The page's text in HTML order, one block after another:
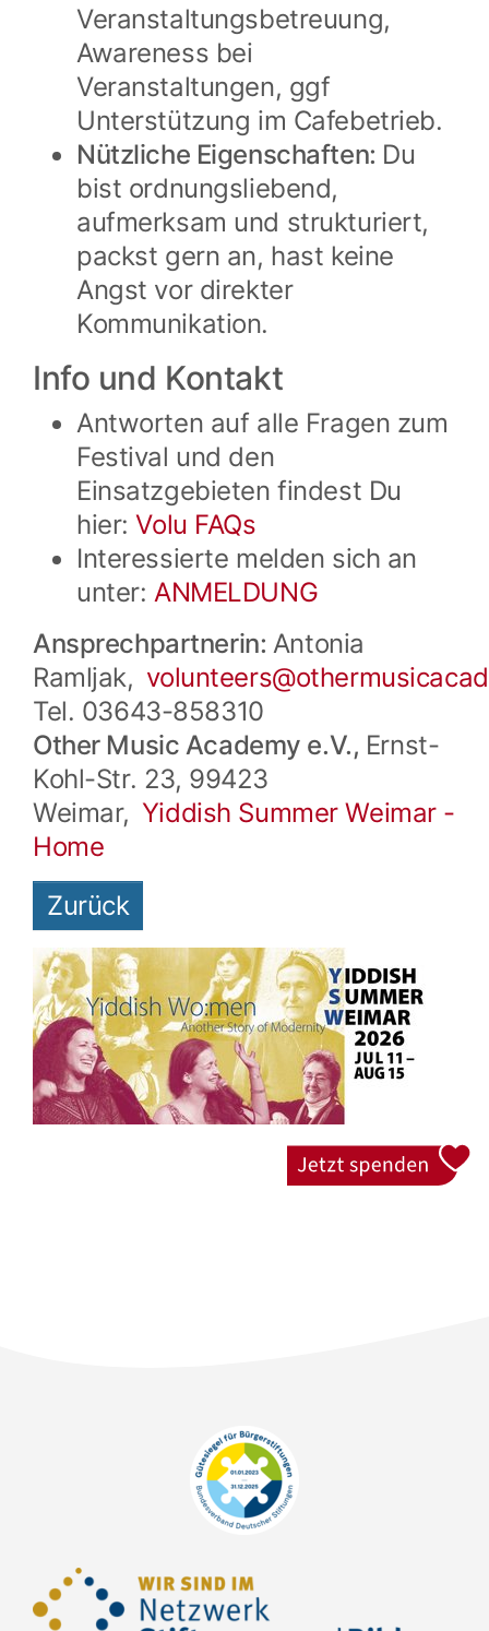
Veranstaltungsbetreuung,
Awareness bei
Veranstaltungen, ggf
Unterstützung im Cafebetrieb.
Nützliche Eigenschaften: Du
bist ordnungsliebend,
aufmerksam und strukturiert,
packst gern an, hast keine
Angst vor direkter
Kommunikation.
Info und Kontakt
Antworten auf alle Fragen zum
Festival und den
Einsatzgebieten findest Du
hier:Volu FAQs
Interessierte melden sich an
unter: ANMELDUNG
Ansprechpartnerin: Antonia
Ramljak, volunteers@
Tel. 03643-858310
Other Music Academy e.V., Ernst-
Kohl-Str. 23, 99423
Weimar, Yiddish Summer Weimar -
Home
Zurück
Jetzt spenden